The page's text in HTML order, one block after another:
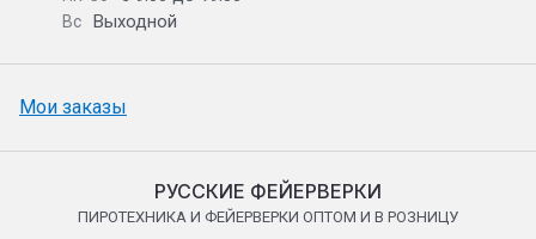
Вс Выходной
Мои заказы
РУССКИЕ ФЕЙЕРВЕРКИ
ПИРОТЕХНИКА И ФЕЙЕРВЕРКИ ОПТОМ И В РОЗНИЦУ